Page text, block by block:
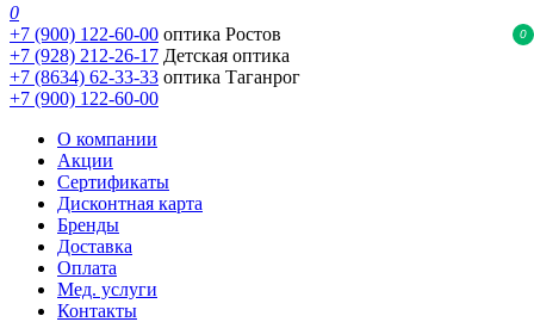
0
0
+7 (900) 122-60-00 оптика Ростов
+7 (928) 212-26-17 Детская оптика
+7 (8634) 62-33-33 оптика Таганрог
+7 (900) 122-60-00
О компании
Акции
Сертификаты
Дисконтная карта
Бренды
Доставка
Оплата
Мед. услуги
Контакты